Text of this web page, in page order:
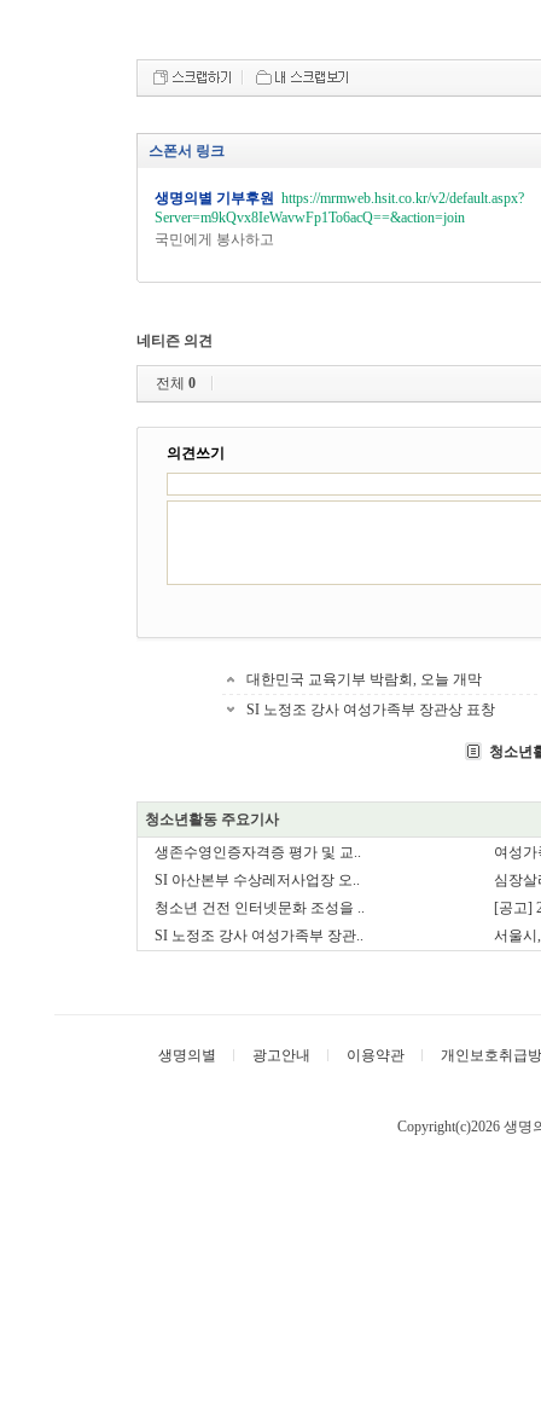
스폰서 링크
생명의별 기부후원 https://mrmweb.hsit.co.kr/v2/default.aspx?
Server=m9kQvx8IeWavwFp1To6acQ==&action=join
국민에게 봉사하고
네티즌 의견
전체 0
의견쓰기
대한민국 교육기부 박람회, 오늘 개막
SI 노정조 강사 여성가족부 장관상 표창
청소년
청소년활동 주요기사
생존수영인증자격증 평가 및 교..
여성가
SI 아산본부 수상레저사업장 오..
심장살
청소년 건전 인터넷문화 조성을 ..
[공고]
SI 노정조 강사 여성가족부 장관..
서울시
생명의별 광고안내 이용약관 개인보호취급
Copyright(c)2026 생명